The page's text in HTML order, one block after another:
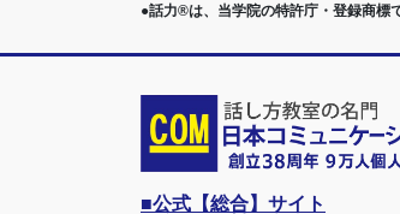
●話力®は、当学院の特許庁・登録商標
■公式【総合】サイト